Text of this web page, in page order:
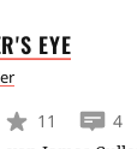
EYE
11
4